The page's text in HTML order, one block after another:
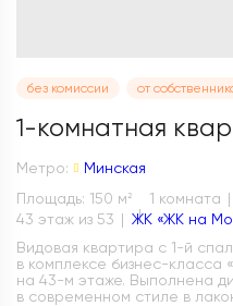
без комиссии от
1-комнатная
Метро:
Минская
Площадь: 150 м 2 1 комната
43 этаж из 53
ЖК «ЖК на
Видовая квартира с 1-й
в комплексе бизнес-класса
на 43-м этаже. Выполнена
в современном стиле в